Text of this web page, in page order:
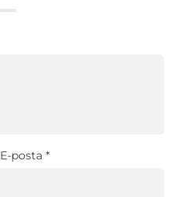
E-posta*